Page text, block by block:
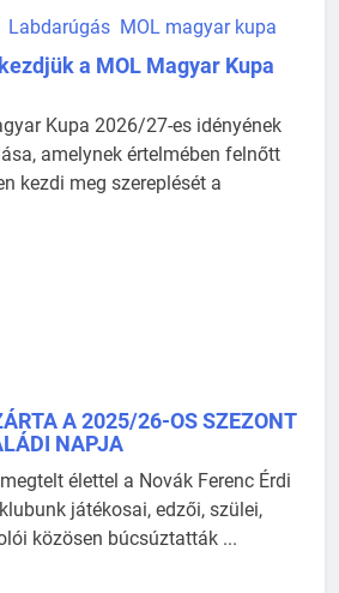
Labdarúgás MOL magyar kupa
a MOL Magyar Kupa
Kupa 2026/27-es idényének
amelynek értelmében felnőtt
kezdi meg szereplését a
A 2025/26-OS SZEZONT
NAPJA
élettel a Novák Ferenc Érdi
játékosai, edzői, szülei,
közösen búcsúztatták ...